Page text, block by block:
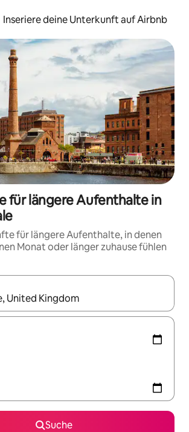
Inseriere deine Unterkunft auf Airbnb
für längere Aufenthalte in
für längere Aufenthalte, in denen
Monat oder länger zuhause fühlen
verfügbar sind, navigiere mit den
Suche